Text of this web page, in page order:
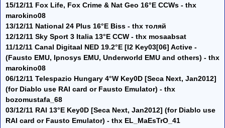
15/12/11 Fox Life, Fox Crime & Nat Geo 16°E CCWs - thx
marokino08
13/12/11 National 24 Plus 16°E Biss - thx толяй
12/12/11 Sky Sport 3 Italia 13°E CCW - thx mosaabsat
11/12/11 Canal Digitaal NED 19.2°E [I2 Key03[06] Active -
(Fausto EMU, Ipnosys EMU, Underworld EMU and others) - thx
marokino08
06/12/11 Telespazio Hungary 4°W Key0D [Seca Next, Jan2012]
(for Diablo use RAI card or Fausto Emulator) - thx
bozomustafa_68
03/12/11 RAI 13°E Key0D [Seca Next, Jan2012] (for Diablo use
RAI card or Fausto Emulator) - thx EL_MaEsTrO_41